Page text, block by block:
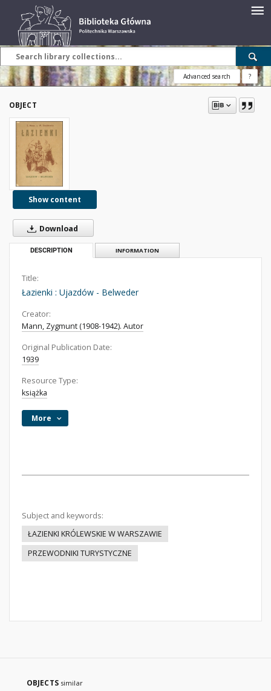
Advanced search ?
OBJECT
Show content
Download
DESCRIPTION INFORMATION
Title:
Łazienki : Ujazdów - Belweder
Creator:
Mann, Zygmunt (1908-1942). Autor
Original Publication Date:
1939
Resource Type:
książka
More
Subject and keywords:
ŁAZIENKI KRÓLEWSKIE W WARSZAWIE
PRZEWODNIKI TURYSTYCZNE
OBJECTS similar